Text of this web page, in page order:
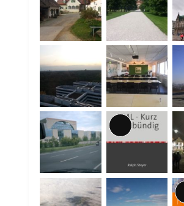
Lange
Beschreibung